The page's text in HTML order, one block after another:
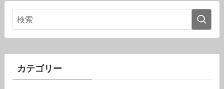
カテゴリー